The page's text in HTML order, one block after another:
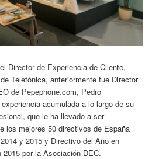
Director de Experiencia de Cliente,
Telefónica, anteriormente fue Director
de Pepephone.com, Pedro
acumulada a lo largo de su
que le ha llevado a ser
los mejores 50 directivos de España
y 2015 y Directivo del Año en
por la Asociación DEC.